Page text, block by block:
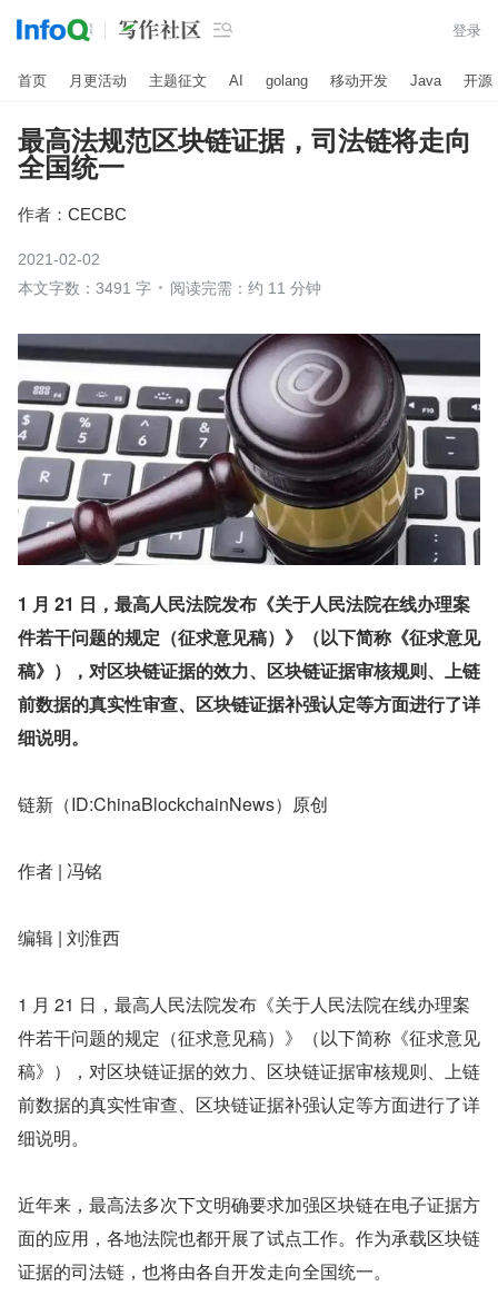
 登录
首页 月更活动 主题征文 AI golang 移动开发 Java 开源
最高法规范区块链证据，司法链将走向
全国统一
作者： CECBC
2021-02-02
本文字数：3491 字
阅读完需：约 11 分钟
1 月 21 日，最高人民法院发布《关于人民法院在线办理案
件若干问题的规定（征求意见稿）》（以下简称《征求意见
稿》），对区块链证据的效力、区块链证据审核规则、上链
前数据的真实性审查、区块链证据补强认定等方面进行了详
细说明。
链新（ID:ChinaBlockchainNews）原创
作者 | 冯铭
编辑 | 刘淮西
1 月 21 日，最高人民法院发布《关于人民法院在线办理案
件若干问题的规定（征求意见稿）》（以下简称《征求意见
稿》），对区块链证据的效力、区块链证据审核规则、上链
前数据的真实性审查、区块链证据补强认定等方面进行了详
细说明。
近年来，最高法多次下文明确要求加强区块链在电子证据方
面的应用，各地法院也都开展了试点工作。作为承载区块链
证据的司法链，也将由各自开发走向全国统一。